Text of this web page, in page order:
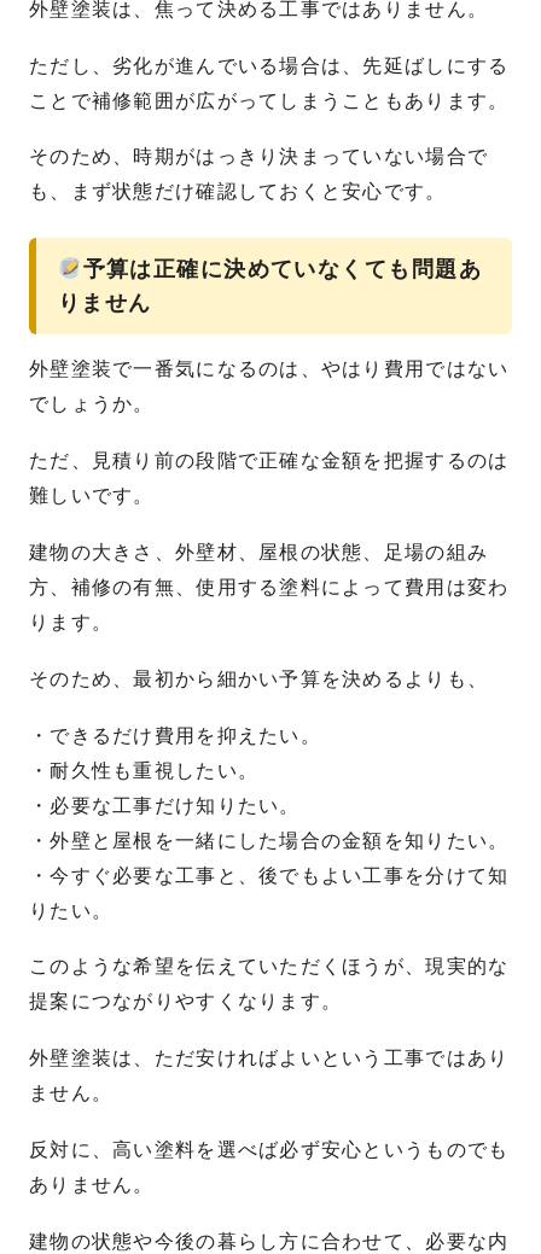
外壁塗装は、焦って決める工事ではありません。
ただし、劣化が進んでいる場合は、先延ばしにする
ことで補修範囲が広がってしまうこともあります。
そのため、時期がはっきり決まっていない場合で
も、まず状態だけ確認しておくと安心です。
予算は正確に決めていなくても問題あ
りません
外壁塗装で一番気になるのは、やはり費用ではない
でしょうか。
ただ、見積り前の段階で正確な金額を把握するのは
難しいです。
建物の大きさ、外壁材、屋根の状態、足場の組み
方、補修の有無、使用する塗料によって費用は変わ
ります。
そのため、最初から細かい予算を決めるよりも、
・できるだけ費用を抑えたい。
・耐久性も重視したい。
・必要な工事だけ知りたい。
・外壁と屋根を一緒にした場合の金額を知りたい。
・今すぐ必要な工事と、後でもよい工事を分けて知
りたい。
このような希望を伝えていただくほうが、現実的な
提案につながりやすくなります。
外壁塗装は、ただ安ければよいという工事ではあり
ません。
反対に、高い塗料を選べば必ず安心というものでも
ありません。
建物の状態や今後の暮らし方に合わせて、必要な内